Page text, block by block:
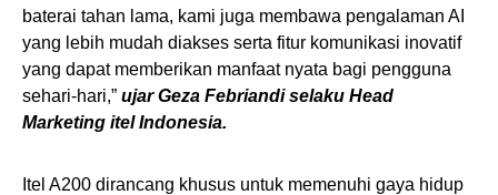
baterai tahan lama, kami juga membawa pengalaman AI
yang lebih mudah diakses serta fitur komunikasi inovatif
yang dapat memberikan manfaat nyata bagi pengguna
sehari-hari,” ujar Geza Febriandi selaku Head
Marketing itel Indonesia.
Itel A200 dirancang khusus untuk memenuhi gaya hidup